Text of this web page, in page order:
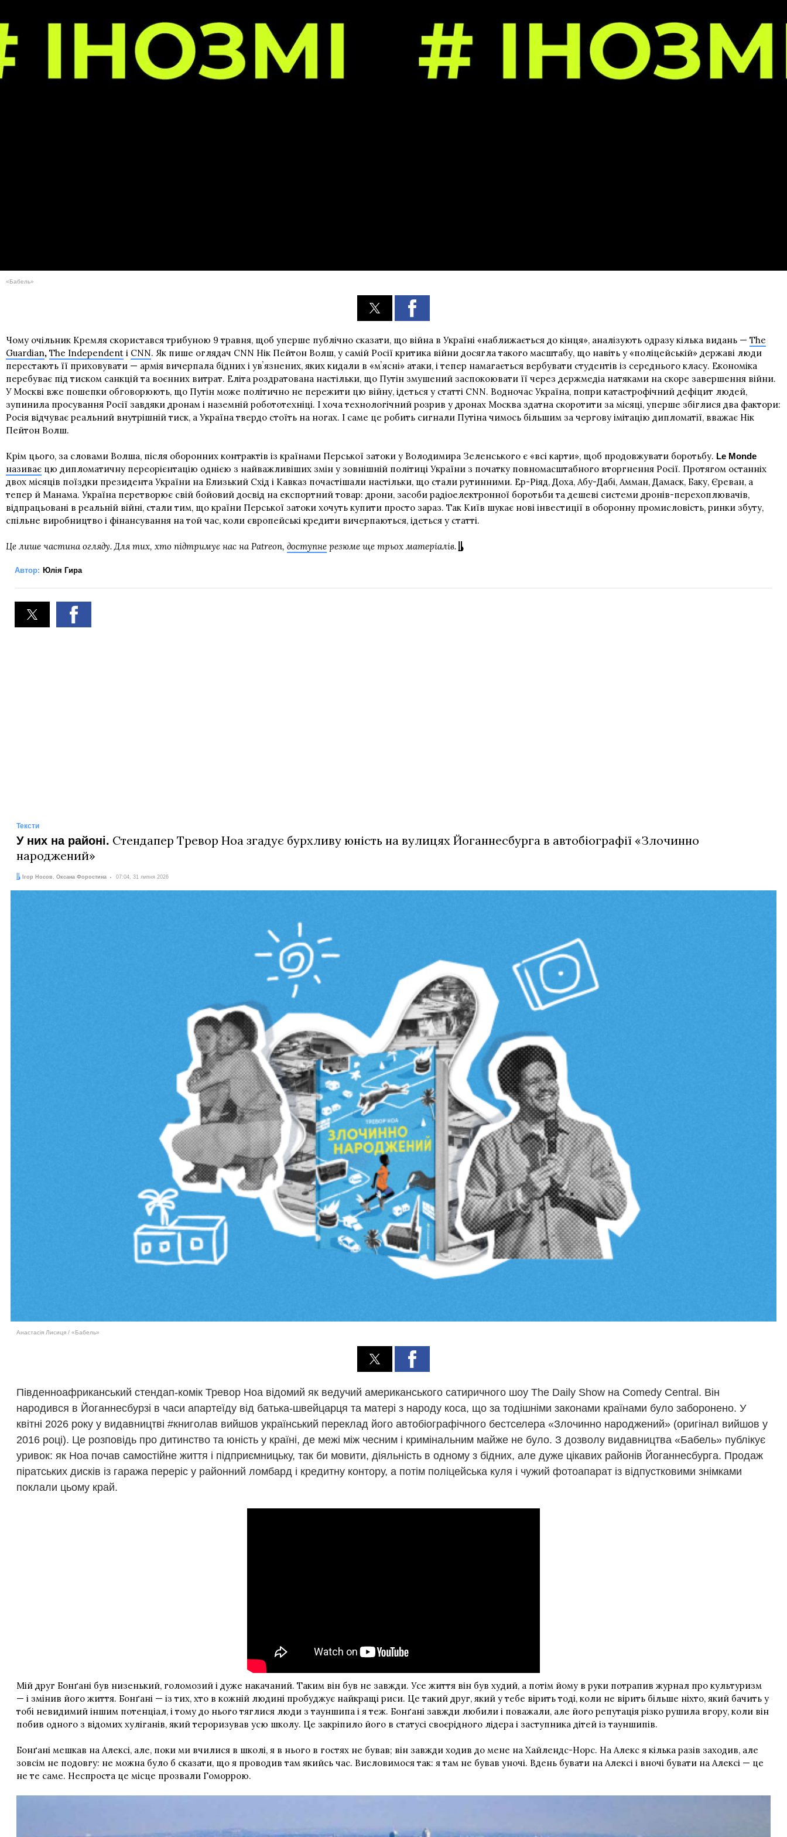
«Бабель»
Чому очільник Кремля скористався трибуною 9 травня, щоб уперше публічно сказати, що війна в Україні «наближається до кінця», аналізують одразу кілька видань — The
Guardian, The Independent і CNN. Як пише оглядач CNN Нік Пейтон Волш, у самій Росії критика війни досягла такого масштабу, що навіть у «поліцейській» державі люди
перестають її приховувати — армія вичерпала бідних і увʼязнених, яких кидали в «мʼясні» атаки, і тепер намагається вербувати студентів із середнього класу. Економіка
перебуває під тиском санкцій та воєнних витрат. Еліта роздратована настільки, що Путін змушений заспокоювати її через держмедіа натяками на скоре завершення війни.
У Москві вже пошепки обговорюють, що Путін може політично не пережити цю війну, ідеться у статті CNN. Водночас Україна, попри катастрофічний дефіцит людей,
зупинила просування Росії завдяки дронам і наземній робототехніці. І хоча технологічний розрив у дронах Москва здатна скоротити за місяці, уперше збіглися два фактори:
Росія відчуває реальний внутрішній тиск, а Україна твердо стоїть на ногах. І саме це робить сигнали Путіна чимось більшим за чергову імітацію дипломатії, вважає Нік
Пейтон Волш.
Крім цього, за словами Волша, після оборонних контрактів із країнами Перської затоки у Володимира Зеленського є «всі карти», щоб продовжувати боротьбу. Le Monde
називає цю дипломатичну переорієнтацію однією з найважливіших змін у зовнішній політиці України з початку повномасштабного вторгнення Росії. Протягом останніх
двох місяців поїздки президента України на Близький Схід і Кавказ почастішали настільки, що стали рутинними. Ер-Ріяд, Доха, Абу-Дабі, Амман, Дамаск, Баку, Єреван, а
тепер й Манама. Україна перетворює свій бойовий досвід на експортний товар: дрони, засоби радіоелектронної боротьби та дешеві системи дронів-перехоплювачів,
відпрацьовані в реальній війні, стали тим, що країни Перської затоки хочуть купити просто зараз. Так Київ шукає нові інвестиції в оборонну промисловість, ринки збуту,
спільне виробництво і фінансування на той час, коли європейські кредити вичерпаються, ідеться у статті.
Це лише частина огляду. Для тих, хто підтримує нас на Patreon, доступне резюме ще трьох матеріалів.
Автор: Юлія Гира